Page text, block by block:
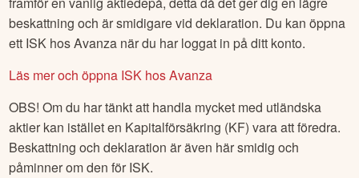
beskattning och är smidigare vid deklaration. Du kan öppna
ett ISK hos Avanza när du har loggat in på ditt konto.
Läs mer och öppna ISK hos Avanza
OBS! Om du har tänkt att handla mycket med utländska
aktier kan istället en Kapitalförsäkring (KF) vara att föredra.
Beskattning och deklaration är även här smidig och
påminner om den för ISK.